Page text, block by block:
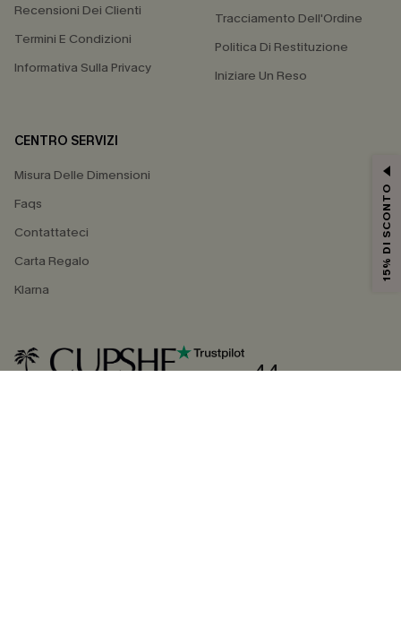
Recensioni Dei Clienti
Termini E Condizioni
Informativa Sulla Privacy
Tracciamento Dell'Ordine
Politica Di Restituzione
Iniziare Un Reso
CENTRO SERVIZI
Misura Delle Dimensioni
Faqs
Contattateci
Carta Regalo
Klarna
4.4
15% DI SCONTO